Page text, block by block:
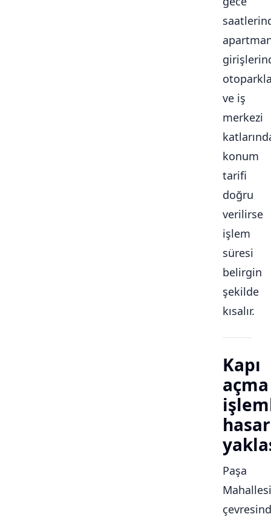
ve iş
merkezi
konum
tarifi
doğru
verilirse
işlem
süresi
belirgin
şekilde
kısalır.
Kapı
açma
Paşa
Mahallesi